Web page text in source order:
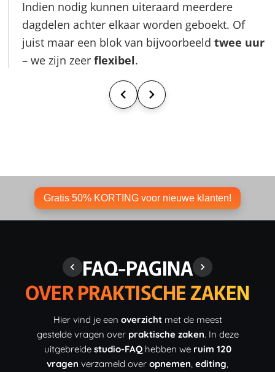
Indien nodig kunnen uiteraard meerdere
dagdelen achter elkaar worden geboekt. Of
juist maar een blok van bijvoorbeeldtwee uur
– we zijn zeerflexibel.
Gratis 50% KORTING voor nieuwe klanten!
FAQ-PAGINA
OVER PRAKTISCHE ZAKEN
Hier vind je een overzichtmet de meest
gestelde vragen over praktische zaken. In deze
uitgebreide studio-FAQhebben we ruim 120
vragen verzameld over opnemen, editing,